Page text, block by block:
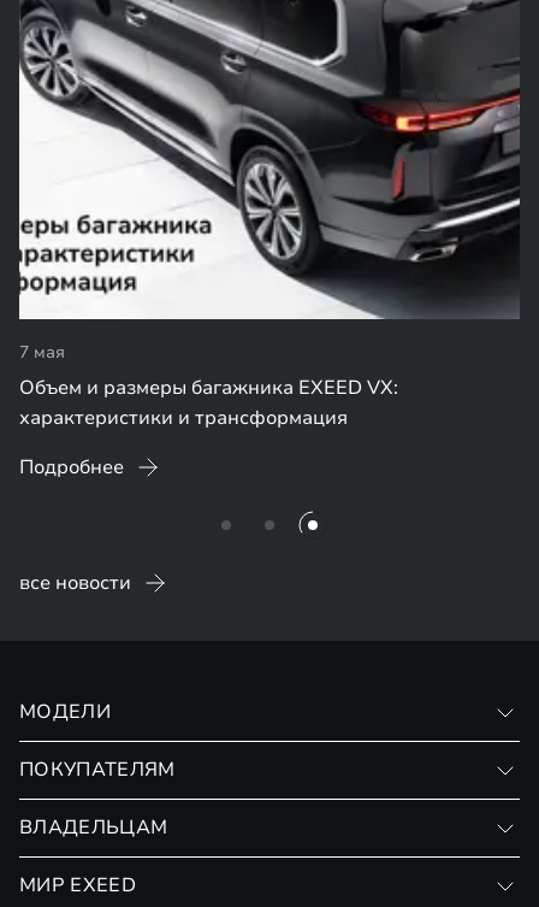
7 мая
Объем и размеры багажника EXEED VX:
характеристики и трансформация
Подробнее
все новости
МОДЕЛИ
ПОКУПАТЕЛЯМ
Страхование
ВЛАДЕЛЬЦАМ
МИР EXEED